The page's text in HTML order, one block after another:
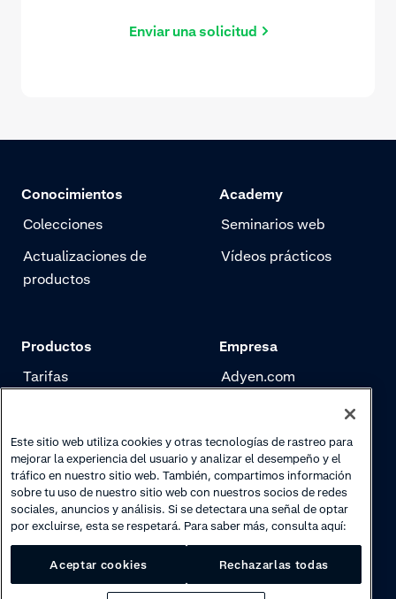
Enviar una solicitud
Conocimientos
Colecciones
Actualizaciones de
productos
Academy
Seminarios web
Vídeos prácticos
Productos
Tarifas
Gestión de riesgo
Authentication
Empresa
Adyen.com
Newsletter
Trabaja con nosotros
Este sitio web utiliza cookies y otras tecnologías de rastreo para
mejorar la experiencia del usuario y analizar el desempeño y el
tráfico en nuestro sitio web. También, compartimos información
sobre tu uso de nuestro sitio web con nuestros socios de redes
sociales, anuncios y análisis. Si se detectara una señal de optar
por excluirse, esta se respetará. Para saber más, consulta aquí:
Aceptar cookies Rechazarlas todas